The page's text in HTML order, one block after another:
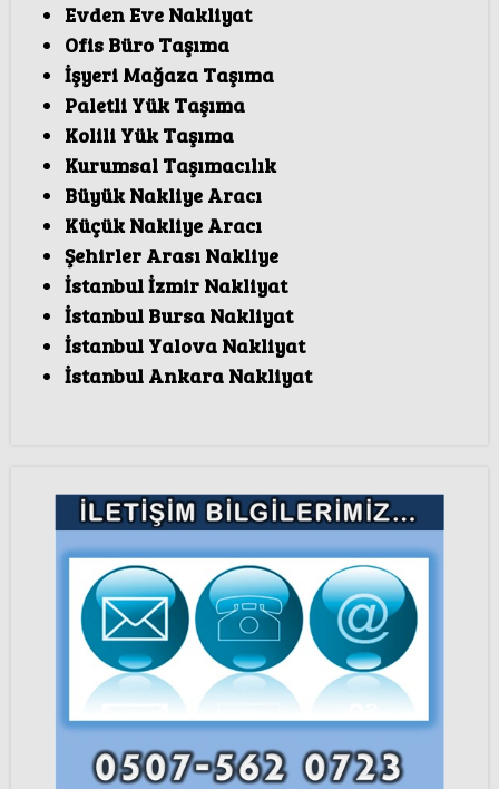
Evden Eve Nakliyat
Ofis Büro Taşıma
İşyeri Mağaza Taşıma
Paletli Yük Taşıma
Kolili Yük Taşıma
Kurumsal Taşımacılık
Büyük Nakliye Aracı
Küçük Nakliye Aracı
Şehirler Arası Nakliye
İstanbul İzmir Nakliyat
İstanbul Bursa Nakliyat
İstanbul Yalova Nakliyat
İstanbul Ankara Nakliyat